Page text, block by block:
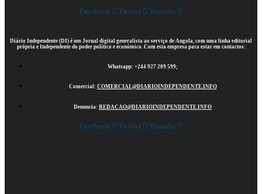
Facebook
Twitter Youtube
Diário Independente (DI) é um Jornal digital generalista ao serviço de Angola, com uma linha editorial
própria e Independente do poder político e económico. Com esta empresa para estar em contactos:
Whatsapp: +244 927 209 599;
Comercial: COMERCIAL@DIARIOINDEPENDENTE.INFO
Denuncia: REDACAO@DIARIOINDEPENDENTE.INFO
Facebook Twitter Youtube